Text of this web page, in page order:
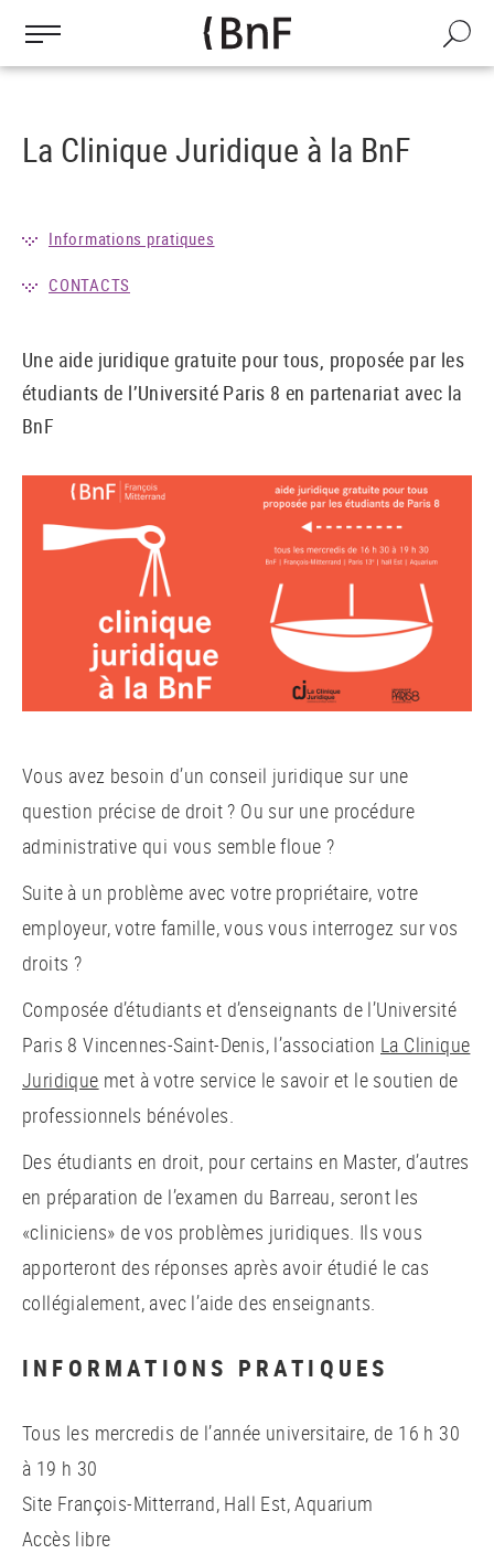
contenu
Recherche
La Clinique Juridique à la BnF
Informations pratiques
CONTACTS
Une aide juridique gratuite pour tous, proposée par les
étudiants de l’Université Paris 8 en partenariat avec la
BnF
Vous avez besoin d’un conseil juridique sur une
question précise de droit ? Ou sur une procédure
administrative qui vous semble floue ?
Suite à un problème avec votre propriétaire, votre
employeur, votre famille, vous vous interrogez sur vos
droits ?
Composée d’étudiants et d’enseignants de l’Université
Paris 8 Vincennes-Saint-Denis, l’association La Clinique
Juridique met à votre service le savoir et le soutien de
professionnels bénévoles.
Des étudiants en droit, pour certains en Master, d’autres
en préparation de l’examen du Barreau, seront les
«cliniciens» de vos problèmes juridiques. Ils vous
apporteront des réponses après avoir étudié le cas
collégialement, avec l’aide des enseignants.
INFORMATIONS PRATIQUES
Tous les mercredis de l’année universitaire, de 16 h 30
à 19 h 30
Site François-Mitterrand, Hall Est, Aquarium
Accès libre